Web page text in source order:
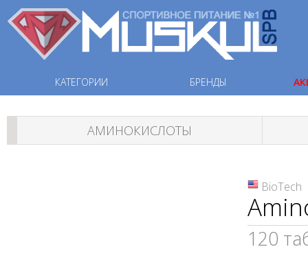
КАТЕГОРИИ БРЕНДЫ
АМИНОКИСЛОТЫ
BioTech
120